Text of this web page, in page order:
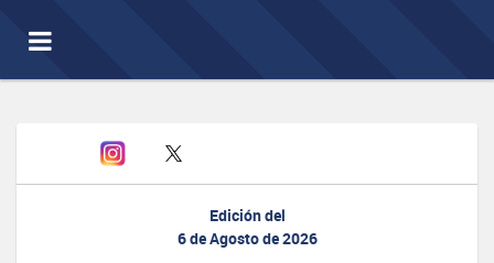
Toggle
navigation
Edición del
6 de Agosto de 2026